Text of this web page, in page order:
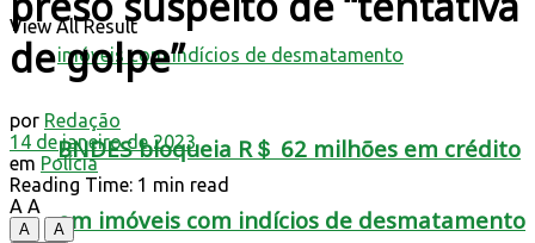
BNDES bloqueia R＄ 62 milhões em crédito
em imóveis com indícios de desmatamento
View All Result
de golpe”
por Redação
14 de janeiro de 2023
em Polícia
Reading Time: 1 min read
A A
A
A